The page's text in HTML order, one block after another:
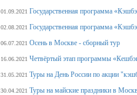
01.09.2021 Государственная программа
02.08.2021 Государственная программа
06.07.2021 Осень в Москве - сборный тур
16.06.2021 Четвёртый этап программы
31.05.2021 Туры на День России по акции
30.04.2021 Туры на майские праздники в